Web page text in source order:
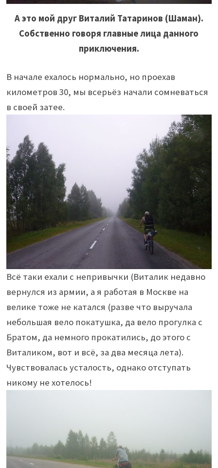
А это мой друг Виталий Татаринов (Шаман).
Собственно говоря главные лица данного
приключения.
В начале ехалось нормально, но проехав
километров 30, мы всерьёз начали сомневаться
в своей затее.
Всё таки ехали с непривычки (Виталик недавно
вернулся из армии, а я работая в Москве на
велике тоже не катался (разве что выручала
небольшая вело покатушка, да вело прогулка с
Братом, да немного прокатились, до этого с
Виталиком, вот и всё, за два месяца лета).
Чувствовалась усталость, однако отступать
никому не хотелось!